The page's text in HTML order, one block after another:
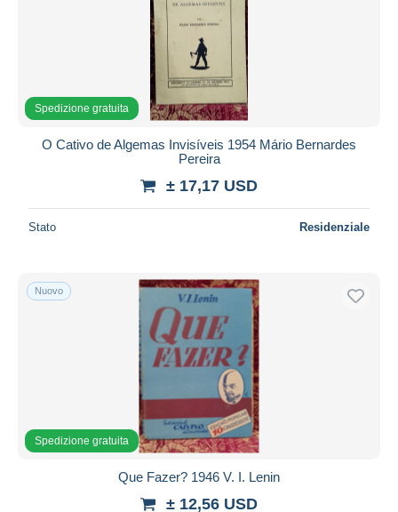
Spedizione gratuita
O Cativo de Algemas Invisíveis 1954 Mário Bernardes
Pereira
± 17,17 USD
Stato Residenziale
Nuovo
Spedizione gratuita
Que Fazer? 1946 V. I. Lenin
± 12,56 USD